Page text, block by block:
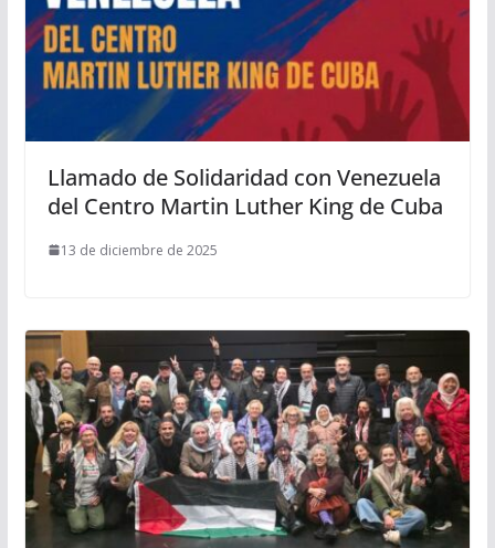
Llamado de Solidaridad con Venezuela
del Centro Martin Luther King de Cuba
13 de diciembre de 2025